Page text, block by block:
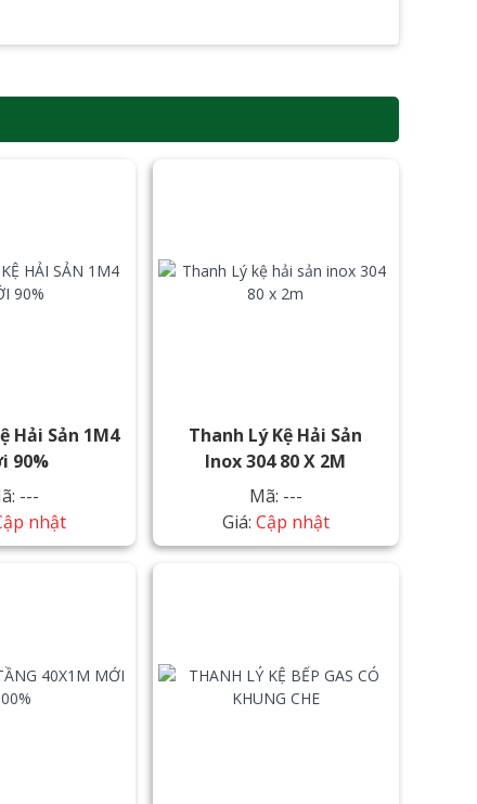
Hải Sản 1M4
90%
---
nhật
Thanh Lý Kệ Hải Sản
Inox 304 80 X 2M
Mã: ---
Giá: Cập nhật